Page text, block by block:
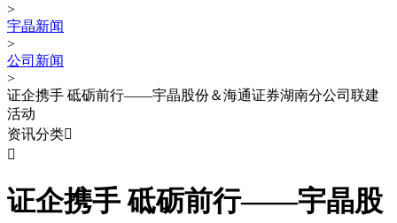
>
宇晶新闻
>
公司新闻
>
证企携手 砥砺前行——宇晶股份＆海通证券湖南分公司联建
活动
资讯分类

证企携手 砥砺前行——宇晶股